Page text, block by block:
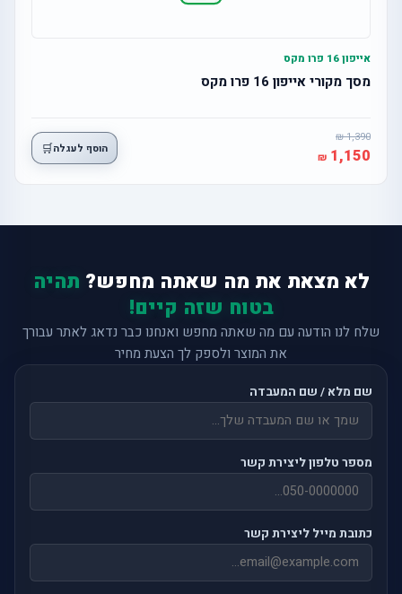
אייפון 16 פרו מקס
מסך מקורי אייפון 16 פרו מקס
1,390
1,150 הוסף לעגלה🛒
לא מצאת את מה שאתה מחפש? תהיה
בטוח שזה קיים!
שלח לנו הודעה עם מה שאתה מחפש ואנחנו כבר נדאג לאתר עבורך
את המוצר ולספק לך הצעת מחיר
שם מלא / שם המעבדה
מספר טלפון ליצירת קשר
כתובת מייל ליצירת קשר